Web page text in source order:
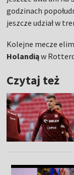
godzinach
jeszcze udział w
Kolejne mecze
Holandiąw
Czytaj też